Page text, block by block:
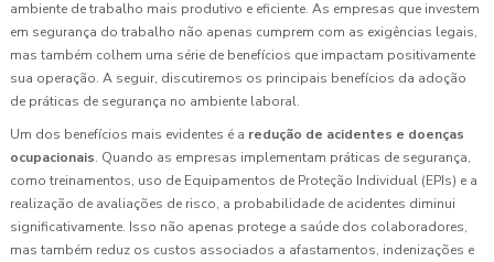
ambiente de trabalho mais produtivo e eficiente. As empresas que investem
em segurança do trabalho não apenas cumprem com as exigências legais,
mas também colhem uma série de benefícios que impactam positivamente
sua operação. A seguir, discutiremos os principais benefícios da adoção
de práticas de segurança no ambiente laboral.
Um dos benefícios mais evidentes é a redução de acidentes e doenças
ocupacionais. Quando as empresas implementam práticas de segurança,
como treinamentos, uso de Equipamentos de Proteção Individual (EPIs) e a
realização de avaliações de risco, a probabilidade de acidentes diminui
significativamente. Isso não apenas protege a saúde dos colaboradores,
mas também reduz os custos associados a afastamentos, indenizações e